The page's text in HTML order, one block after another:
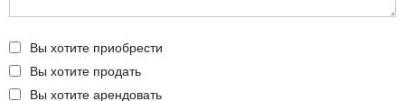
Вы хотите приобрести
Вы хотите продать
Вы хотите арендовать